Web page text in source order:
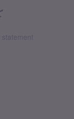
statement